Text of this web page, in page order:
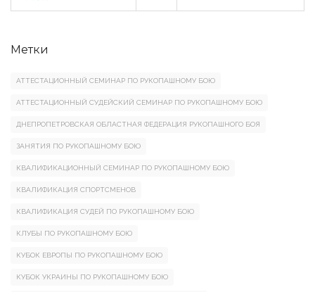
Метки
АТТЕСТАЦИОННЫЙ СЕМИНАР ПО РУКОПАШНОМУ БОЮ
АТТЕСТАЦИОННЫЙ СУДЕЙСКИЙ СЕМИНАР ПО РУКОПАШНОМУ БОЮ
ДНЕПРОПЕТРОВСКАЯ ОБЛАСТНАЯ ФЕДЕРАЦИЯ РУКОПАШНОГО БОЯ
ЗАНЯТИЯ ПО РУКОПАШНОМУ БОЮ
КВАЛИФИКАЦИОННЫЙ СЕМИНАР ПО РУКОПАШНОМУ БОЮ
КВАЛИФИКАЦИЯ СПОРТСМЕНОВ
КВАЛИФИКАЦИЯ СУДЕЙ ПО РУКОПАШНОМУ БОЮ
КЛУБЫ ПО РУКОПАШНОМУ БОЮ
КУБОК ЕВРОПЫ ПО РУКОПАШНОМУ БОЮ
КУБОК УКРАИНЫ ПО РУКОПАШНОМУ БОЮ